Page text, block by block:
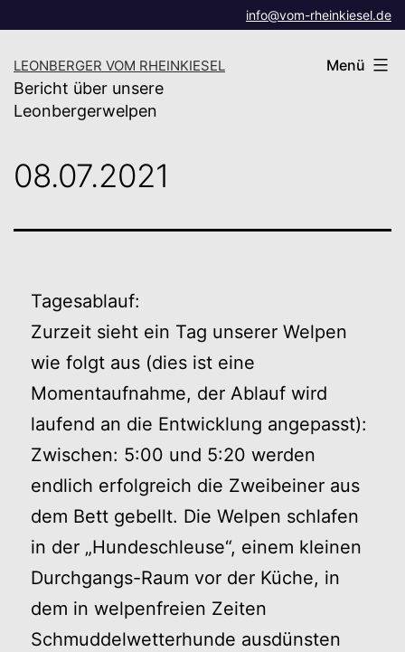
springen
info@vom-rheinkiesel.de
LEONBERGER VOM RHEINKIESEL
Bericht über unsere
Leonbergerwelpen
Menü
08.07.2021
Tagesablauf:
Zurzeit sieht ein Tag unserer Welpen
wie folgt aus (dies ist eine
Momentaufnahme, der Ablauf wird
laufend an die Entwicklung angepasst):
Zwischen: 5:00 und 5:20 werden
endlich erfolgreich die Zweibeiner aus
dem Bett gebellt. Die Welpen schlafen
in der „Hundeschleuse“, einem kleinen
Durchgangs-Raum vor der Küche, in
dem in welpenfreien Zeiten
Schmuddelwetterhunde ausdünsten